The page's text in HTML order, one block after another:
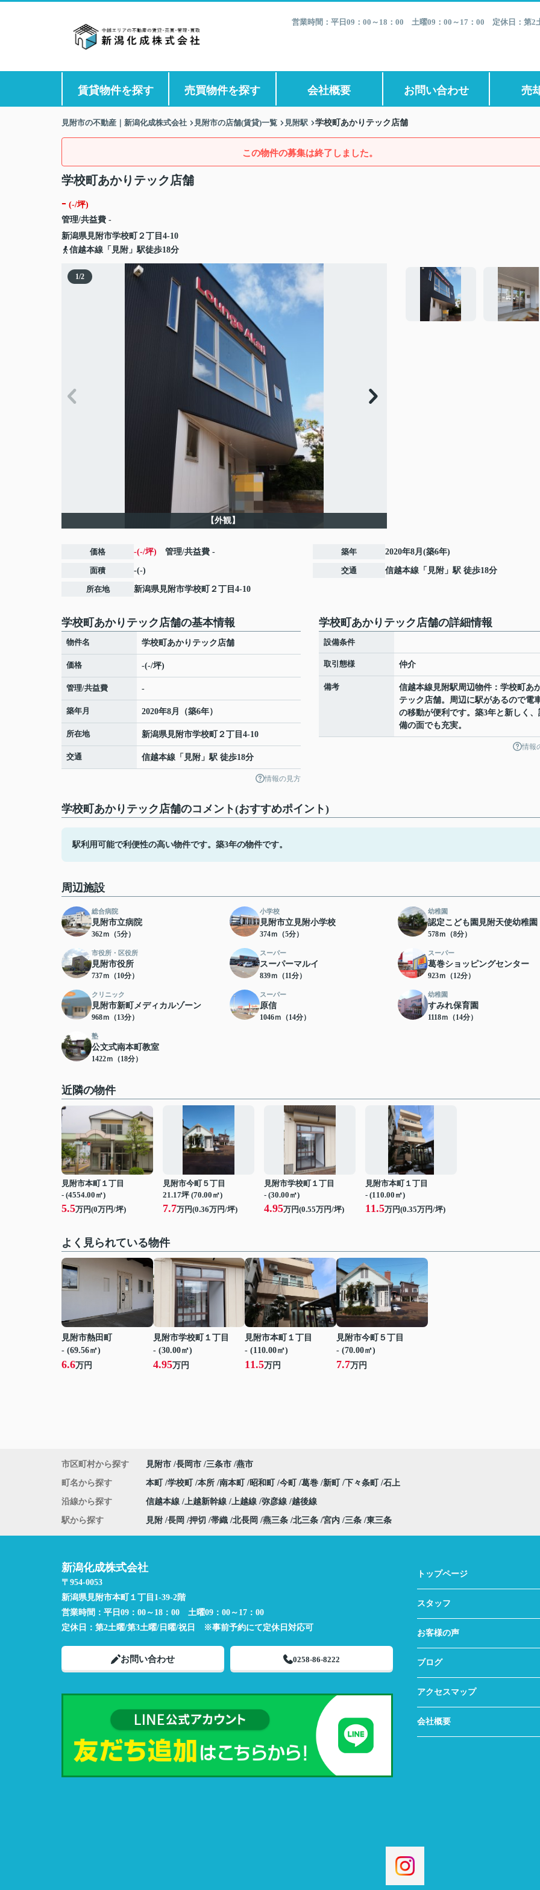
営業時間：平日09：00～18：00 土曜09：00～17：00 定休日：第
賃貸物件を探す 売買物件を探す 会社概要 お問い合わせ 売
見附市の不動産｜新潟化成株式会社 見附市の店舗(賃貸)一覧 見附駅 学校町あかりテック店舗
この物件の募集は終了しました。
学校町あかりテック店舗
- (-/坪)
管理/共益費 -
新潟県見附市学校町
２丁目4-10
信越本線「見附」駅徒歩18分
1/2
【外観】
価格 -(-/坪) 管理/共益費 -
面積 -(-)
所在地 新潟県見附市学校町 ２丁目4-10
築年 2020年8月(築6年)
交通 信越本線 「 見附 」駅 徒歩18分
学校町あかりテック店舗の基本情報
物件名 学校町あかりテック店舗
価格 -(-/坪)
管理/共益費 -
築年月 2020年8月（築6年）
所在地 新潟県見附市学校町 ２丁目4-10
交通 信越本線 「 見附 」駅 徒歩18分
情報の見方
学校町あかりテック店舗の詳細情報
設備条件
取引態様 仲介
備考
信越本線見附駅周辺物件：学校町あ
テック店舗。周辺に駅があるので電
の移動が便利です。築3年と新しく、
備の面でも充実。
情報
学校町あかりテック店舗のコメント(おすすめポイント)
駅利用可能で利便性の高い物件です。築3年の物件です。
周辺施設
総合病院
見附市立病院
362ｍ（5分）
小学校
見附市立見附小学校
374ｍ（5分）
幼稚園
認定こども園見附天使幼稚園
578ｍ（8分）
市役所・区役所
見附市役所
737ｍ（10分）
スーパー
スーパーマルイ
839ｍ（11分）
スーパー
葛巻ショッピングセンター
923ｍ（12分）
クリニック
見附市新町メディカルゾーン
968ｍ（13分）
スーパー
原信
1046ｍ（14分）
幼稚園
すみれ保育園
1118ｍ（14分）
塾
公文式南本町教室
1422ｍ（18分）
近隣の物件
見附市本町１丁目
- (4554.00㎡)
5.5万円(0万円/坪)
見附市今町５丁目
21.17坪 (70.00㎡)
7.7万円(0.36万円/坪)
見附市学校町１丁目
- (30.00㎡)
4.95万円(0.55万円/坪)
見附市本町１丁目
- (110.00㎡)
11.5万円(0.35万円/坪)
よく見られている物件
見附市熱田町
- (69.56㎡)
6.6万円
見附市学校町１丁目
- (30.00㎡)
4.95万円
見附市本町１丁目
- (110.00㎡)
11.5万円
見附市今町５丁目
- (70.00㎡)
7.7万円
市区町村から探す 見附市 長岡市 三条市 燕市
町名から探す 本町 学校町 本所 南本町 昭和町 今町 葛巻 新町 下々条町 石上
沿線から探す 信越本線 上越新幹線 上越線 弥彦線 越後線
駅から探す 見附 長岡 押切 帯織 北長岡 燕三条 北三条 宮内 三条 東三条
新潟化成株式会社
〒954-0053
新潟県見附市本町１丁目1-39-2階
営業時間： 平日09：00～18：00 土曜09：00～17：00
定休日： 第2土曜/第3土曜/日曜/祝日 ※事前予約にて定休日対応可
お問い合わせ 0258-86-8222
トップページ
スタッフ
お客様の声
ブログ
アクセスマップ
会社概要